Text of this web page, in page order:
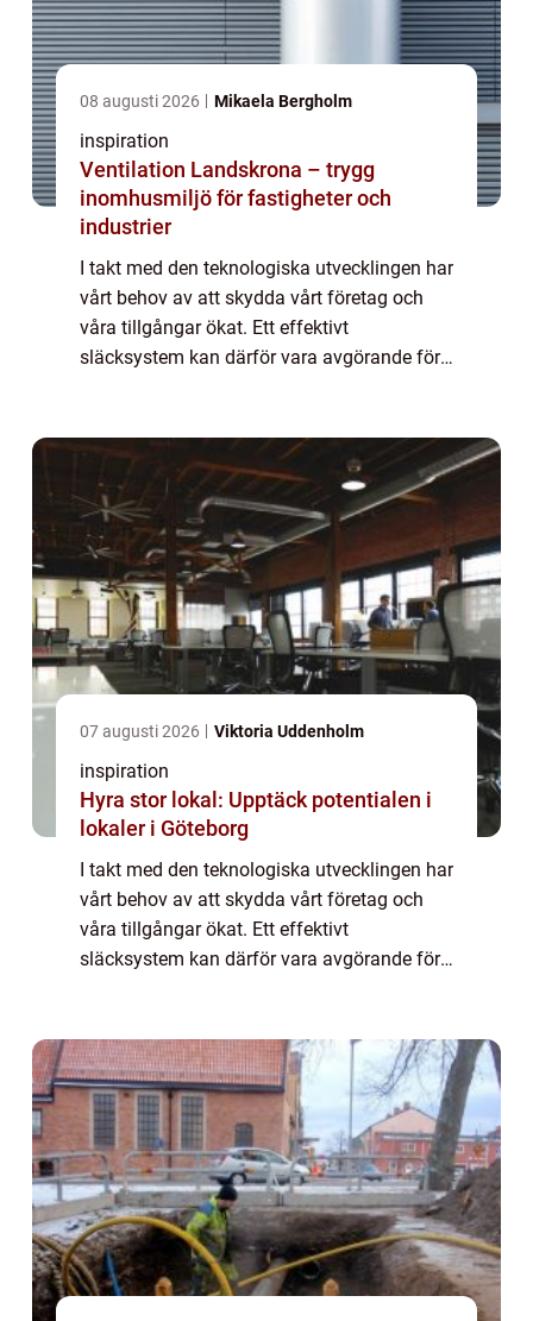
08 augusti 2026 Mikaela Bergholm
inspiration
Ventilation Landskrona – trygg
inomhusmiljö för fastigheter och
industrier
I takt med den teknologiska utvecklingen har
vårt behov av att skydda vårt företag och
våra tillgångar ökat. Ett effektivt
släcksystem kan därför vara avgörande för
07 augusti 2026 Viktoria Uddenholm
inspiration
Hyra stor lokal: Upptäck potentialen i
lokaler i Göteborg
I takt med den teknologiska utvecklingen har
vårt behov av att skydda vårt företag och
våra tillgångar ökat. Ett effektivt
släcksystem kan därför vara avgörande för